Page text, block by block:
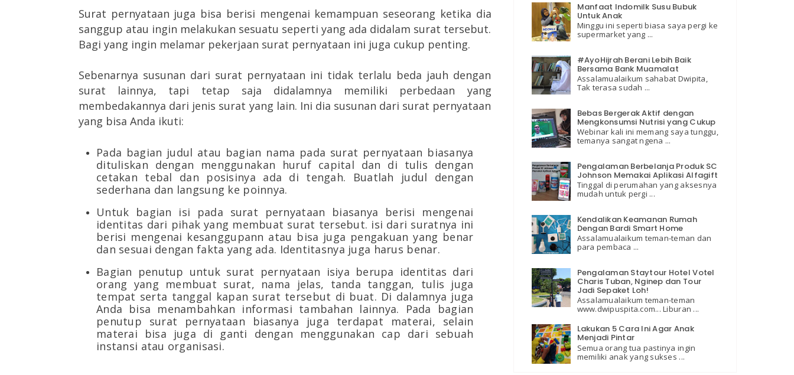
Surat pernyataan juga bisa berisi mengenai kemampuan seseorang ketika dia
sanggup atau ingin melakukan sesuatu seperti yang ada didalam surat tersebut.
Bagi yang ingin melamar pekerjaan surat pernyataan ini juga cukup penting.
Sebenarnya susunan dari surat pernyataan ini tidak terlalu beda jauh dengan
surat lainnya, tapi tetap saja didalamnya memiliki perbedaan yang
membedakannya dari jenis surat yang lain. Ini dia susunan dari surat pernyataan
yang bisa Anda ikuti:
Pada bagian judul atau bagian nama pada surat pernyataan biasanya
dituliskan dengan menggunakan huruf capital dan di tulis dengan
cetakan tebal dan posisinya ada di tengah. Buatlah judul dengan
sederhana dan langsung ke poinnya.
Untuk bagian isi pada surat pernyataan biasanya berisi mengenai
identitas dari pihak yang membuat surat tersebut. isi dari suratnya ini
berisi mengenai kesanggupann atau bisa juga pengakuan yang benar
dan sesuai dengan fakta yang ada. Identitasnya juga harus benar.
Bagian penutup untuk surat pernyataan isiya berupa identitas dari
orang yang membuat surat, nama jelas, tanda tanggan, tulis juga
tempat serta tanggal kapan surat tersebut di buat. Di dalamnya juga
Anda bisa menambahkan informasi tambahan lainnya. Pada bagian
penutup surat pernyataan biasanya juga terdapat materai, selain
materai bisa juga di ganti dengan menggunakan cap dari sebuah
instansi atau organisasi.
Manfaat Indomilk Susu Bubuk
Untuk Anak
Minggu ini seperti biasa saya pergi ke
supermarket yang ...
#AyoHijrah Berani Lebih Baik
Bersama Bank Muamalat
Assalamualaikum sahabat Dwipita,
Tak terasa sudah ...
Bebas Bergerak Aktif dengan
Mengkonsumsi Nutrisi yang Cukup
Webinar kali ini memang saya tunggu,
temanya sangat ngena ...
Pengalaman Berbelanja Produk SC
Johnson Memakai Aplikasi Alfagift
Tinggal di perumahan yang aksesnya
mudah untuk pergi ...
Kendalikan Keamanan Rumah
Dengan Bardi Smart Home
Assalamualaikum teman-teman dan
para pembaca ...
Pengalaman Staytour Hotel Votel
Charis Tuban, Nginep dan Tour
Jadi Sepaket Loh!
Assalamualaikum teman-teman
www.dwipuspita.com... Liburan ...
Lakukan 5 Cara Ini Agar Anak
Menjadi Pintar
Semua orang tua pastinya ingin
memiliki anak yang sukses ...